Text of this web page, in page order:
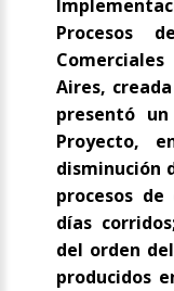
Procesos
Aires, creada
presentó
Proyecto,
disminución
procesos de
días
del orden
producidos